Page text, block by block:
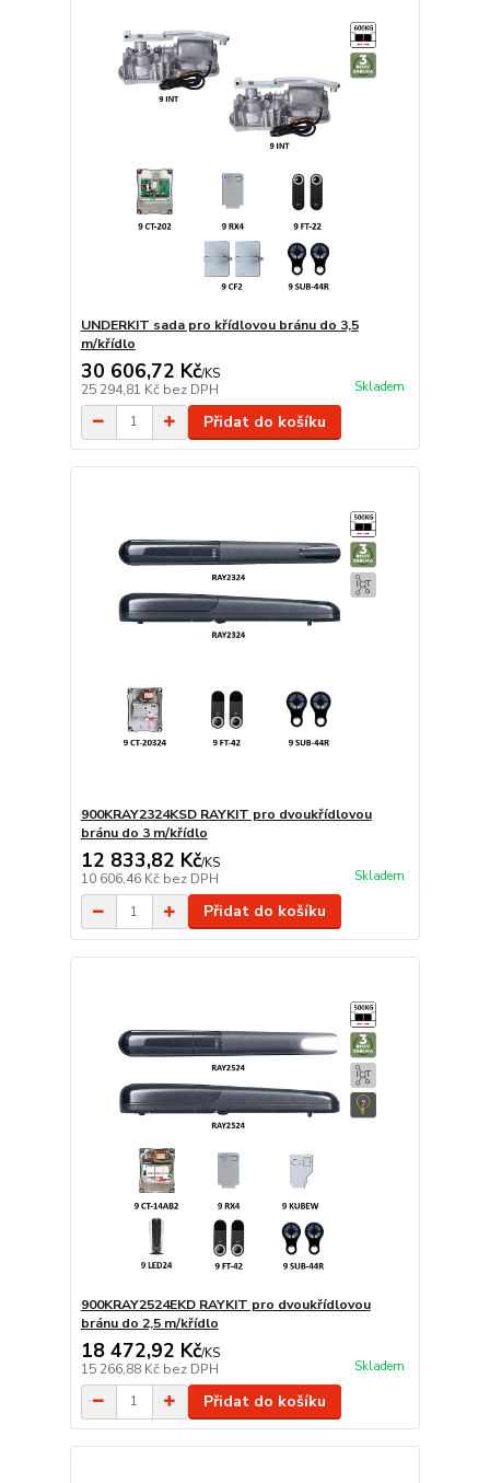
UNDERKIT sada pro křídlovou bránu do 3,5
m/křídlo
30 606,72 Kč/KS
25 294,81 Kč bez DPH Skladem
Přidat do košíku
900KRAY2324KSD RAYKIT pro dvoukřídlovou
bránu do 3 m/křídlo
12 833,82 Kč/KS
10 606,46 Kč bez DPH Skladem
Přidat do košíku
900KRAY2524EKD RAYKIT pro dvoukřídlovou
bránu do 2,5 m/křídlo
18 472,92 Kč/KS
15 266,88 Kč bez DPH Skladem
Přidat do košíku